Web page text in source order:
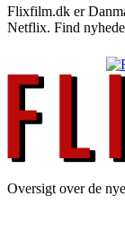
Flixfilm.dk er
Netflix. Find
Oversigt over de